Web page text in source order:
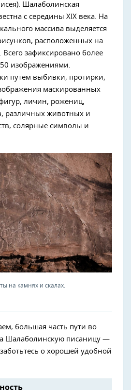
Шалаболинская
с середины XIX века. На
массива выделяется
расположенных на
Всего зафиксировано более
изображениями.
путем выбивки, протирки,
маскированных
личин, рожениц,
различных животных и
солярные символы и
на камнях и скалах.
большая часть пути во
Шалаболинскую писаницу —
о хорошей удобной